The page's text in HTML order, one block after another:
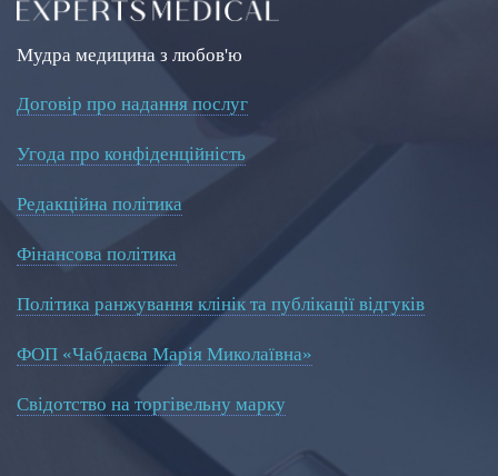
Мудра медицина з любов'ю
Договір про надання послуг
Угода про конфіденційність
Редакційна політика
Фінансова політика
Політика ранжування клінік та публікації відгуків
ФОП «Чабдаєва Марія Миколаївна»
Свідотство на торгівельну марку